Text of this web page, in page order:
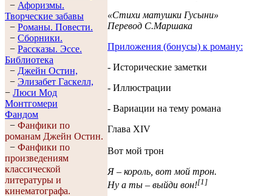
− Афоризмы.
Творческие забавы
− Романы. Повести.
− Сборники.
− Рассказы. Эссe.
Библиотека
− Джейн Остин,
− Элизабет Гaскелл,
− Люси Мод
Монтгомери
Фандом
− Фанфики по
романам Джейн Остин.
− Фанфики по
произведениям
классической
литературы и
кинематографа.
«Стихи матушки Гусыни»
Перевод С.Маршака
Приложения (бонусы) к роману:
- Исторические заметки
- Иллюстрации
- Вариации на тему романа
Глава XIV
Вот мой трон
Я – король, вот мой трон.
Ну а ты – выйди вон![1]